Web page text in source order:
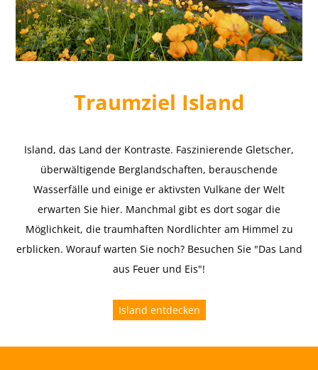
Traumziel Island
Island, das Land der Kontraste. Faszinierende Gletscher,
überwältigende Berglandschaften, berauschende
Wasserfälle und einige er aktivsten Vulkane der Welt
erwarten Sie hier. Manchmal gibt es dort sogar die
Möglichkeit, die traumhaften Nordlichter am Himmel zu
erblicken. Worauf warten Sie noch? Besuchen Sie "Das Land
aus Feuer und Eis"!
Island entdecken